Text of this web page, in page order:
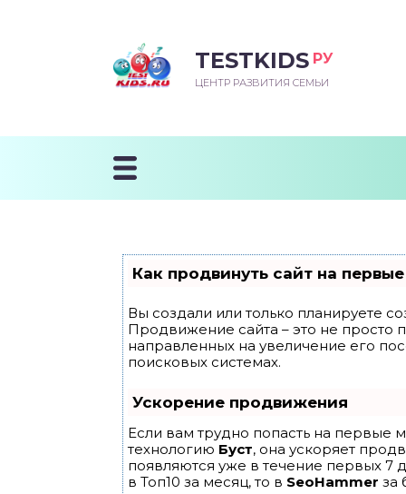
TESTKIDS РУ
ЦЕНТР РАЗВИТИЯ СЕМЬИ
Как продвинуть сайт на
Вы создали или только планируете
Продвижение сайта – это не просто
направленных на увеличение его
поисковых системах.
Ускорение продвижения
Если вам трудно попасть на первые
технологию Буст, она ускоряет
появляются уже в течение первых 7
в Топ10 за месяц, то в SeoHammer за
МЕСЯЦ
ПЕРВОГО
УЧИТСЯ
ПОСЛЕ ГОДА
К ШКОЛЕ
ДОШКОЛЬНИКА
ШКОЛА
ШКОЛЬНИКА
ШКОЛЬНИКА